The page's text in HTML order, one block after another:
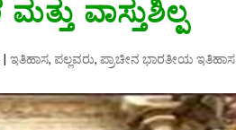
ವಾಸ್ತುಶಿಲ್ಪ
|ಇತಿಹಾಸ,ಪಲ್ಲವರು,ಪ್ರಾಚೀನ ಭಾರತೀಯ ಇತಿಹಾಸ